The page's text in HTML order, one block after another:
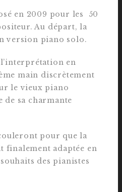
en 2009 pour les 50
Au départ, la
version piano solo.
en
main discrètement
le vieux piano
de sa charmante
pour que la
finalement adaptée en
des pianistes